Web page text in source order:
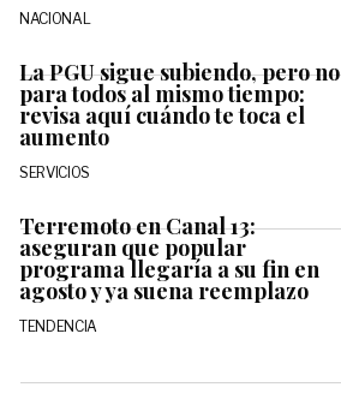
NACIONAL
La PGU sigue subiendo, pero no
para todos al mismo tiempo:
revisa aquí cuándo te toca el
aumento
SERVICIOS
Terremoto en Canal 13:
aseguran que popular
programa llegaría a su fin en
agosto y ya suena reemplazo
TENDENCIA